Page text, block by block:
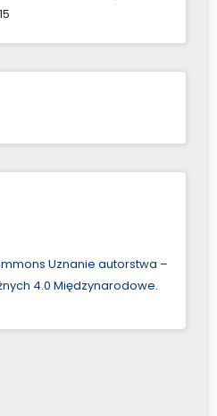
Uznanie autorstwa –
4.0 Międzynarodowe.